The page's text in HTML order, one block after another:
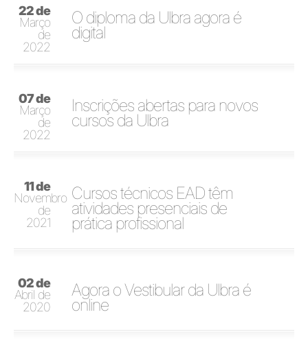
22 de
Março
de
2022
O diploma da Ulbra agora é
digital
07 de
Março
de
2022
Inscrições abertas para novos
cursos da Ulbra
11 de
Novembro
de
2021
Cursos técnicos EAD têm
atividades presenciais de
prática profissional
02 de
Abril de
2020
Agora o Vestibular da Ulbra é
online